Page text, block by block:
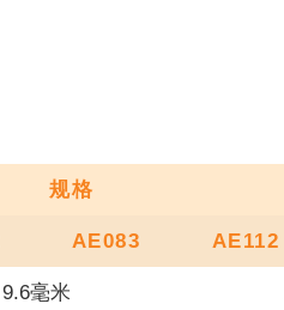
规格
AE083 AE112
9.6毫米